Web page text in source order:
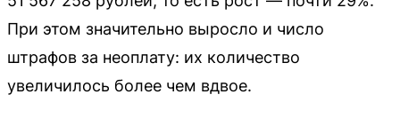
При этом значительно выросло и число
штрафов за неоплату: их количество
увеличилось более чем вдвое.